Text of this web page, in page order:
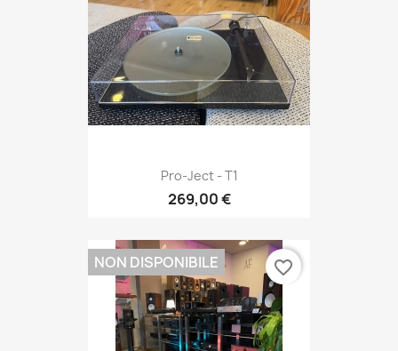
Pro-Ject - T1
269,00 €
NON DISPONIBILE favorite_border